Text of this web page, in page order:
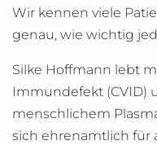
Wir kennen viele
genau, wie wichtig
Silke Hoffmann lebt
Immundefekt (CVID)
menschlichem
sich ehrenamtlich für